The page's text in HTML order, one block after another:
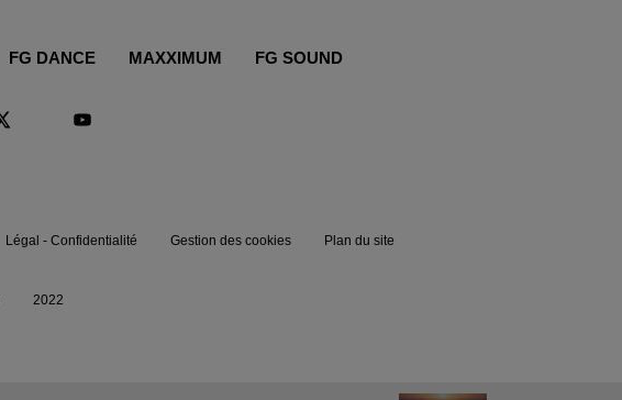
FG DANCE MAXXIMUM FG SOUND
Légal - Confidentialité Gestion des cookies Plan du site
2022